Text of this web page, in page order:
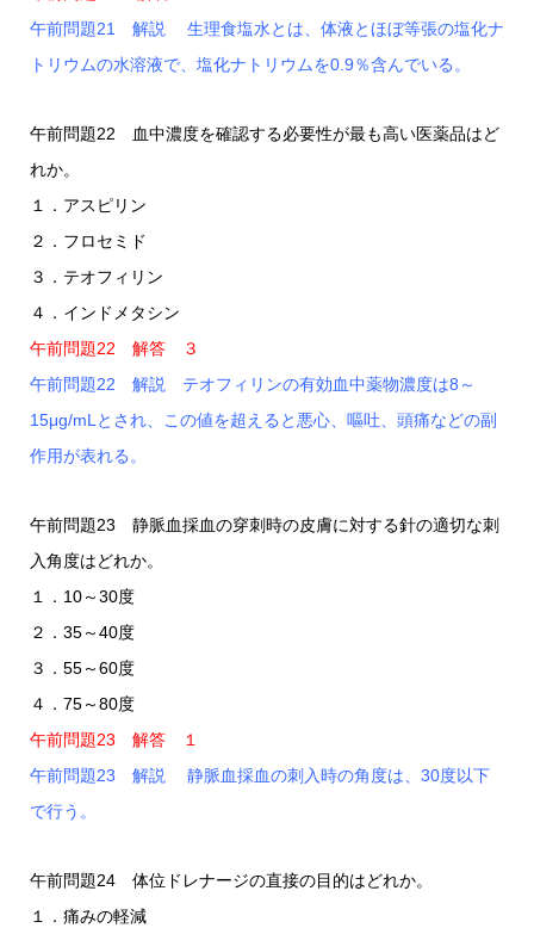
午前問題21 解説 生理食塩水とは、体液とほぼ等張の塩化ナ
トリウムの水溶液で、塩化ナトリウムを0.9％含んでいる。
午前問題22 血中濃度を確認する必要性が最も高い医薬品はど
れか。
１．アスピリン
２．フロセミド
３．テオフィリン
４．インドメタシン
午前問題22 解答 ３
午前問題22 解説 テオフィリンの有効血中薬物濃度は8～
15μg/mLとされ、この値を超えると悪心、嘔吐、頭痛などの副
作用が表れる。
午前問題23 静脈血採血の穿刺時の皮膚に対する針の適切な刺
入角度はどれか。
１．10～30度
２．35～40度
３．55～60度
４．75～80度
午前問題23 解答 １
午前問題23 解説 静脈血採血の刺入時の角度は、30度以下
で行う。
午前問題24 体位ドレナージの直接の目的はどれか。
１．痛みの軽減